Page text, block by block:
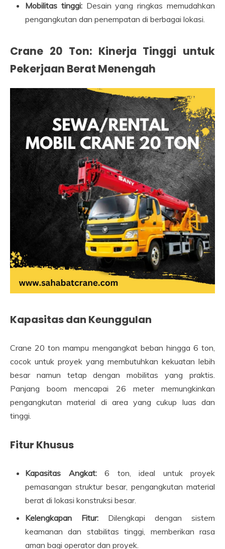
Mobilitas tinggi:Desain yang ringkas memudahkan
pengangkutan dan penempatan di berbagai lokasi.
Crane 20 Ton: Kinerja Tinggi untuk
Pekerjaan Berat Menengah
Kapasitas dan Keunggulan
Crane 20 ton mampu mengangkat beban hingga 6 ton,
cocok untuk proyek yang membutuhkan kekuatan lebih
besar namun tetap dengan mobilitas yang praktis.
Panjang boom mencapai 26 meter memungkinkan
pengangkutan material di area yang cukup luas dan
tinggi.
Fitur Khusus
Kapasitas Angkat:6 ton, ideal untuk proyek
pemasangan struktur besar, pengangkutan material
berat di lokasi konstruksi besar.
Kelengkapan Fitur: Dilengkapi dengan sistem
keamanan dan stabilitas tinggi, memberikan rasa
aman bagi operator dan proyek.